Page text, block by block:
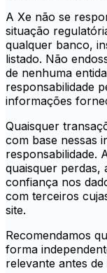
A Xe não se
situação
qualquer banco,
listado. Não
de nenhuma
responsabilidade
informações
Quaisquer
com base nessas
responsabilidade.
quaisquer perdas,
confiança nos
com terceiros
site.
Recomendamos
forma
relevante antes